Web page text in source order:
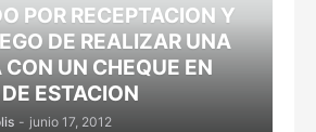
POR RECEPTACION Y
DE REALIZAR UNA
UN CHEQUE EN
ESTACION
- junio 17, 2012